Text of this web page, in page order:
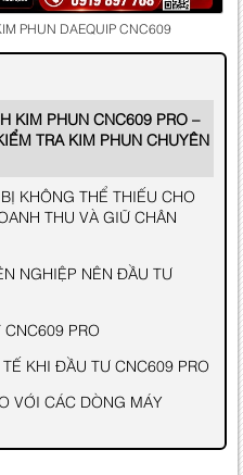
PHUN DAEQUIP CNC609
KIM PHUN CNC609 PRO –
TRA KIM PHUN CHUYÊN
KHÔNG THỂ THIẾU CHO
THU VÀ GIỮ CHÂN
NGHIỆP NÊN ĐẦU TƯ
PRO
KHI ĐẦU TƯ CNC609 PRO
VỚI CÁC DÒNG MÁY
GẶP